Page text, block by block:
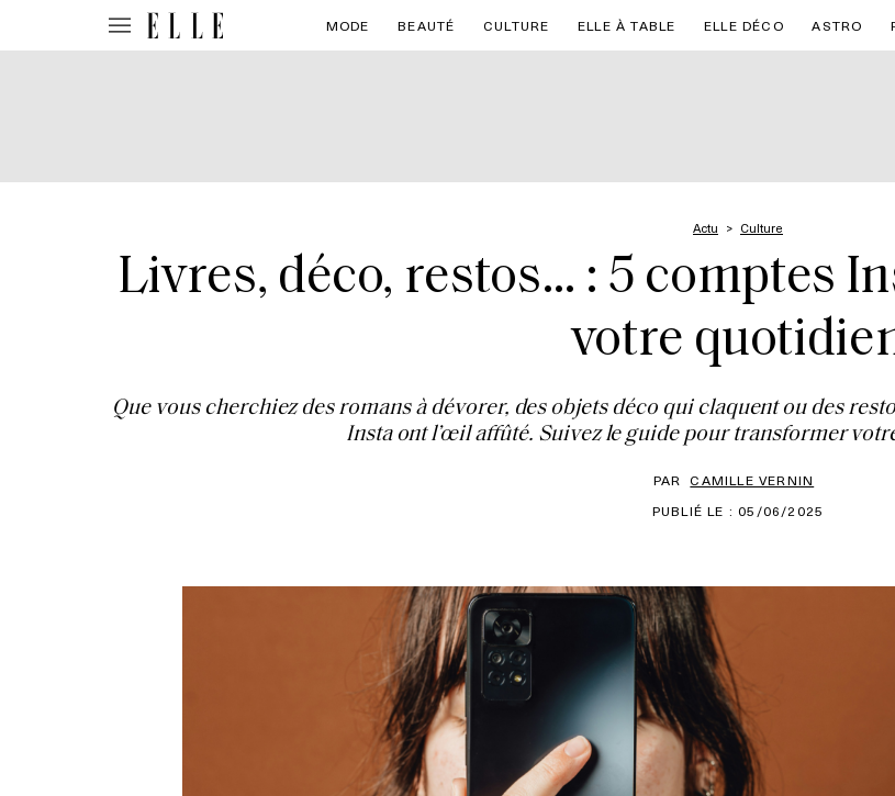
MODE BEAUTÉ CULTURE ELLE À TABLE ELLE DÉCO ASTRO
Actu Culture
Livres, déco, restos… : 5 comptes
votre
Que vous cherchiez des romans à dévorer, des objets déco qui claquent ou des
Insta ont l’œil affûté. Suivez le guide pour transformer
PAR CAMILLE VERNIN
PUBLIÉ LE : 05/06/2025